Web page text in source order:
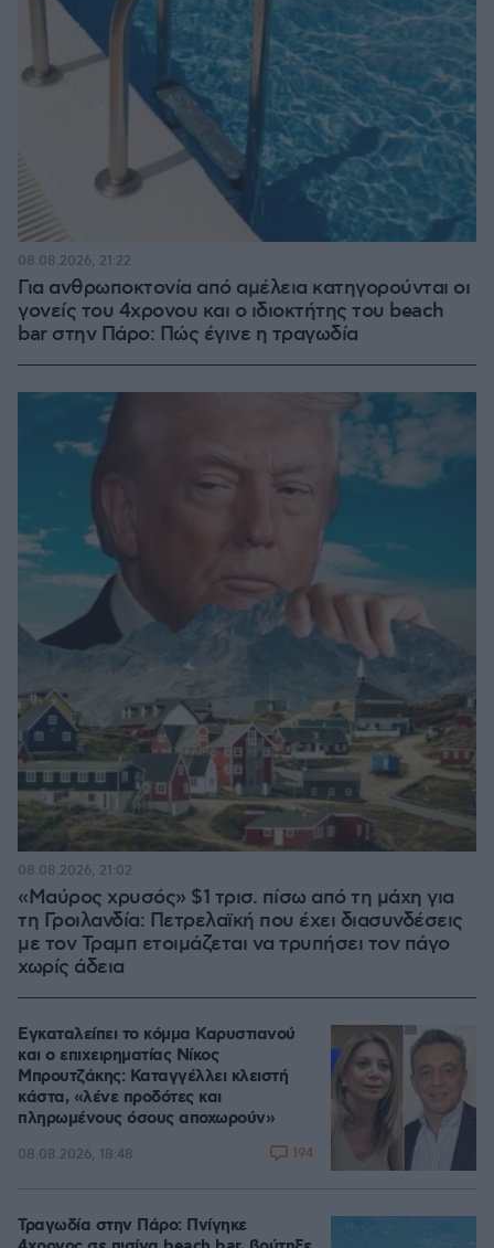
Για ανθρωποκτονία από αμέλεια κατηγορούνται οι
γονείς του 4χρονου και ο ιδιοκτήτης του beach
bar στην Πάρο: Πώς έγινε η τραγωδία
08.08.2026, 21:22
«Μαύρος χρυσός» $1 τρισ. πίσω από τη μάχη για
τη Γροιλανδία: Πετρελαϊκή που έχει διασυνδέσεις
με τον Τραμπ ετοιμάζεται να τρυπήσει τον πάγο
χωρίς άδεια
08.08.2026, 21:02
Εγκαταλείπει το κόμμα Καρυστιανού
και ο επιχειρηματίας Νίκος
Μπρουτζάκης: Καταγγέλλει κλειστή
κάστα, «λένε προδότες και
πληρωμένους όσους αποχωρούν»
08.08.2026, 18:48 194
Τραγωδία στην Πάρο: Πνίγηκε